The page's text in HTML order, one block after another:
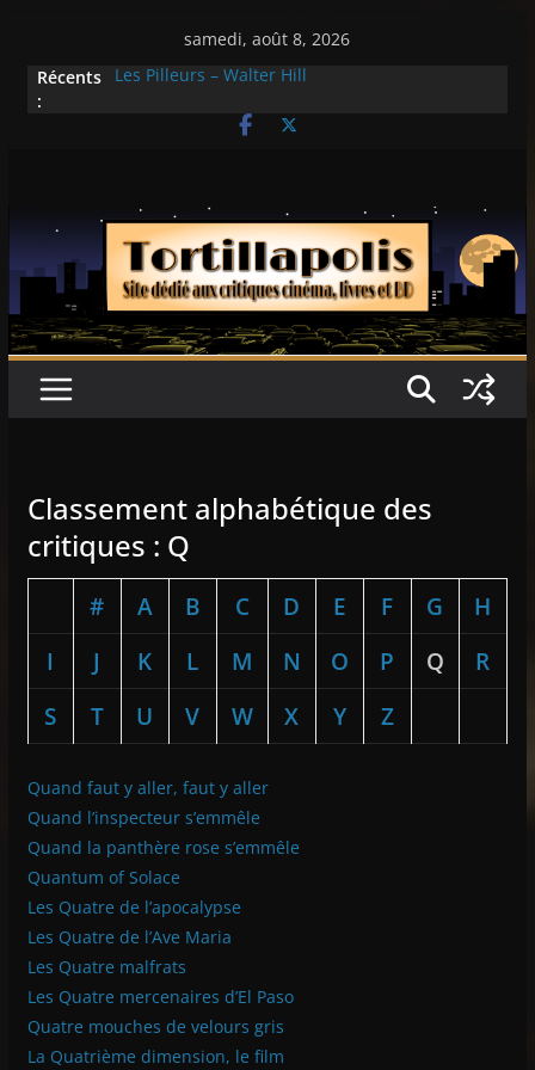
contenu
samedi, août 8, 2026
Récents
:
Les Pilleurs – Walter Hill
Mille milliards de dollars – Henri Verneuil
Classement alphabétique des
critiques : Q
# A B C D E F G
H
I
J K L M N O P Q
R
S
T U V W X Y Z
Quand faut y aller, faut y aller
Quand l’inspecteur s’emmêle
Quand la panthère rose s’emmêle
Quantum of Solace
Les Quatre de l’apocalypse
Les Quatre de l’Ave Maria
Les Quatre malfrats
Les Quatre mercenaires d’El Paso
Quatre mouches de velours gris
La Quatrième dimension, le film